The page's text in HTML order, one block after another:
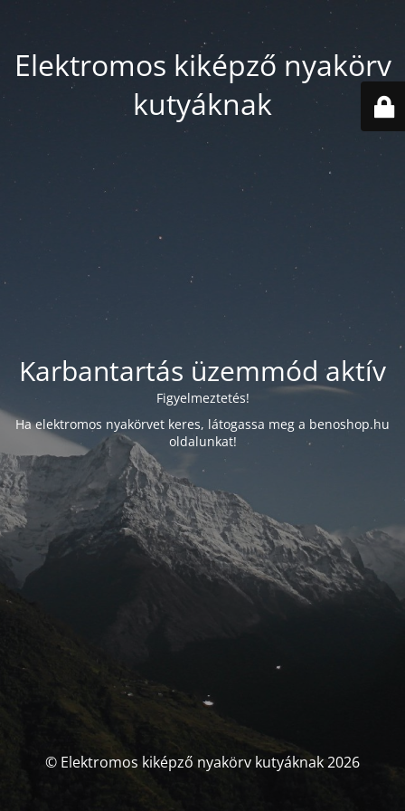
Elektromos kiképző nyakörv
kutyáknak
Karbantartás üzemmód aktív
Figyelmeztetés!
Ha elektromos nyakörvet keres, látogassa meg a benoshop.hu
oldalunkat!
© Elektromos kiképző nyakörv kutyáknak 2026